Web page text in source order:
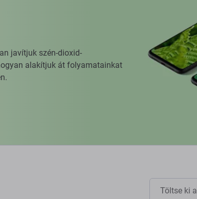
javítjuk szén-dioxid-
alakítjuk át folyamatainkat